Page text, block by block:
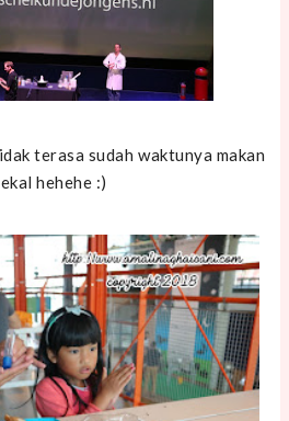
terasa sudah waktunya makan
hehehe :)